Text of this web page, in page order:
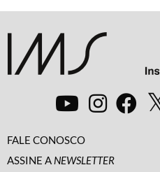
FALE CONOSCO
ASSINE A NEWSLETTER